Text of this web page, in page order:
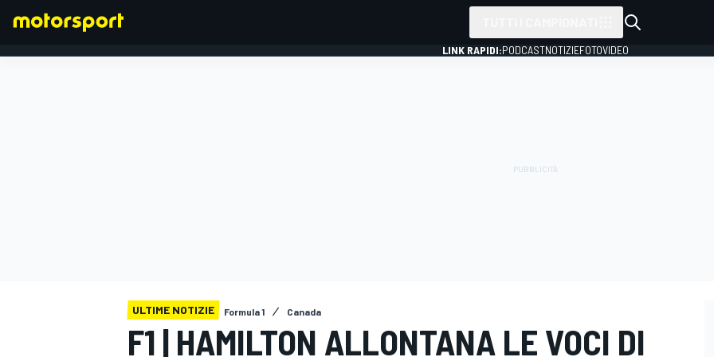
LINK RAPIDI:PODCASTNOTIZIEFOTOVIDEO
ULTIME NOTIZIE Formula 1 Canada
F1 | HAMILTON ALLONTANA LE VOCI DI